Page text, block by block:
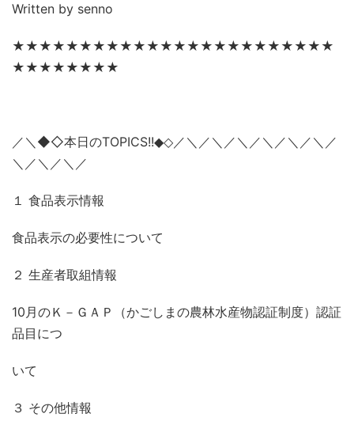
Written by senno
★★★★★★★★★★★★★★★★★★★★★★★★
★★★★★★★★
／＼◆◇本日のTOPICS!!◆◇／＼／＼／＼／＼／＼／＼／
＼／＼／＼／
１ 食品表示情報
食品表示の必要性について
２ 生産者取組情報
10月のＫ－ＧＡＰ（かごしまの農林水産物認証制度）認証
品目につ
いて
３ その他情報